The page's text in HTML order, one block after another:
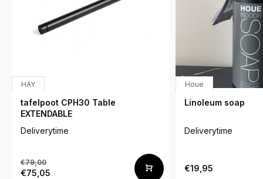
HAY
tafelpoot CPH30 Table
EXTENDABLE
Deliverytime
€79,00
€75,05
Houe
Linoleum soap
Deliverytime
€19,95